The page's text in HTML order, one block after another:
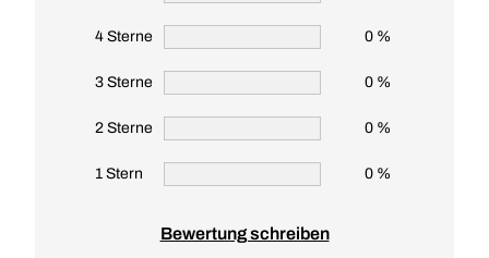
4 Sterne 0 %
3 Sterne 0 %
2 Sterne 0 %
1 Stern 0 %
Bewertung schreiben